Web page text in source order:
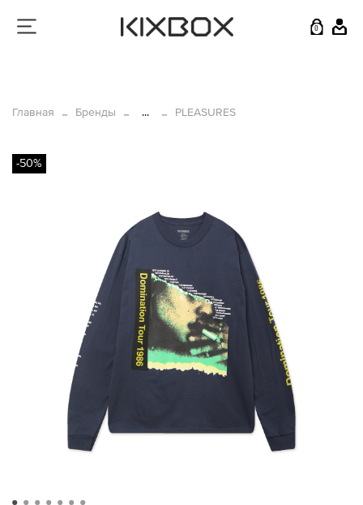
0
Главная Бренды ... PLEASURES
-50%